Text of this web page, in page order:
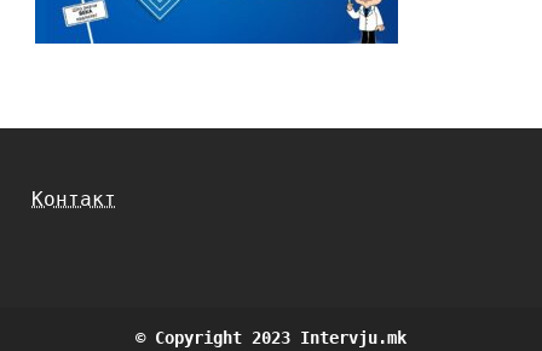
Контакт
© Copyright 2023 Intervju.mk